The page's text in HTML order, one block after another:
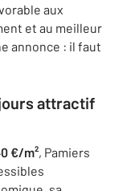
aux
et au meilleur
annonce : il faut
attractif
€/m², Pamiers